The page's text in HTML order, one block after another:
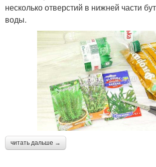
несколько отверстий в нижней части
воды.
читать дальше →